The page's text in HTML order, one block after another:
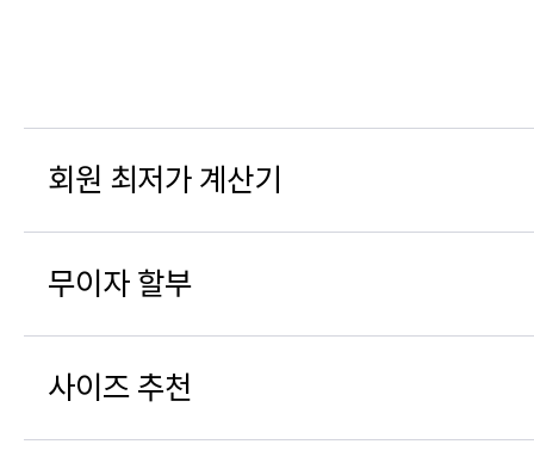
회원 최저가 계산기
무이자 할부
사이즈 추천